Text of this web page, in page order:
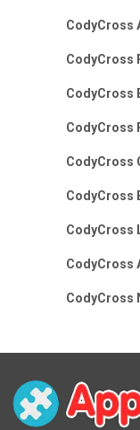
CodyCross
CodyCross
CodyCross
CodyCross
CodyCross
CodyCross
CodyCross
CodyCross
CodyCross